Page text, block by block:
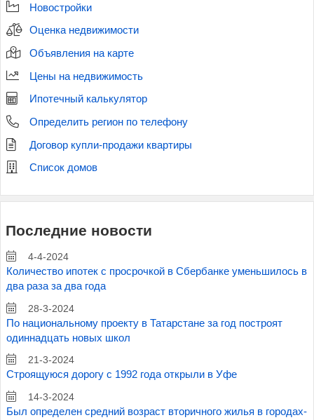
Новостройки
Оценка недвижимости
Объявления на карте
Цены на недвижимость
Ипотечный калькулятор
Определить регион по телефону
Договор купли-продажи квартиры
Список домов
Последние новости
4-4-2024
Количество ипотек с просрочкой в Сбербанке уменьшилось в
два раза за два года
28-3-2024
По национальному проекту в Татарстане за год построят
одиннадцать новых школ
21-3-2024
Строящуюся дорогу с 1992 года открыли в Уфе
14-3-2024
Был определен средний возраст вторичного жилья в городах-